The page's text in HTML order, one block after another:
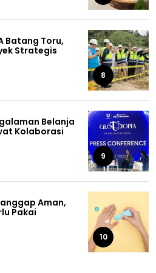
Batang Toru,
Strategis
8
Belanja
Kolaborasi
9
Aman,
Pakai
10